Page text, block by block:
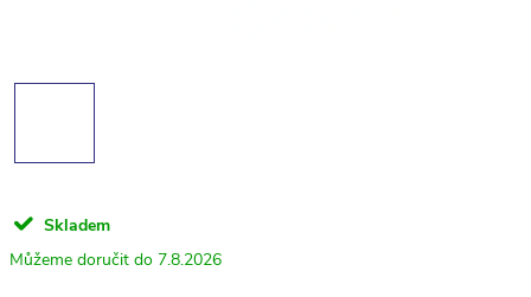
Skladem
7.8.2026